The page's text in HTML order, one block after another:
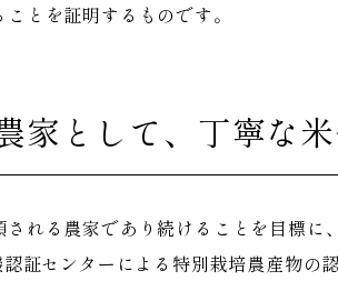
とを証明するものです。
家として、丁寧な米
される農家であり続けることを目標
証センターによる特別栽培農産物の